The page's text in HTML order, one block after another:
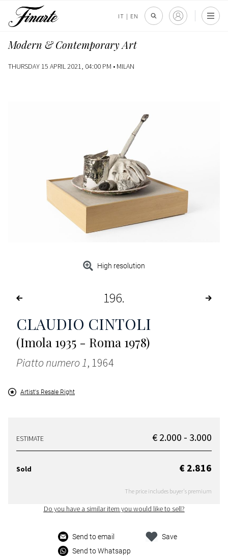
IT | EN
Modern & Contemporary Art
THURSDAY 15 APRIL 2021, 04:00 PM • MILAN
High resolution
196
CLAUDIO CINTOLI
(Imola 1935 - Roma 1978)
Piatto numero 1, 1964
Artist's Resale Right
ESTIMATE € 2.000 - 3.000
Sold € 2.816
The price includes buyer's premium
Do you have a similar item you would like to sell?
Send to email
Send to Whatsapp
Save